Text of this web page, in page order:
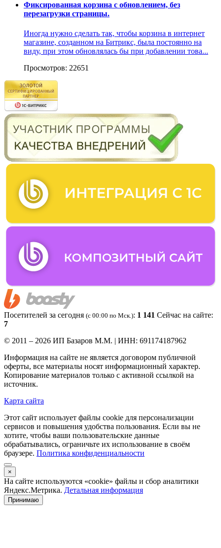
Фиксированная корзина с обновлением, без
перезагрузки страницы.
Иногда нужно сделать так, чтобы корзина в интернет
магазине, созданном на Битрикс, была постоянно на
виду, при этом обновлялась бы при добавлении това...
Просмотров: 22651
Посетителей за сегодня (c 00:00 по Мск.): 1 141 Сейчас на сайте:
7
© 2011 – 2026 ИП Базаров М.М. | ИНН: 691174187962
Информация на сайте не является договором публичной
оферты, все материалы носят информационный характер.
Копирование материалов только с активной ссылкой на
источник.
Карта сайта
Этот сайт использует файлы cookie для персонализации
сервисов и повышения удобства пользования. Если вы не
хотите, чтобы ваши пользовательские данные
обрабатывались, ограничьте их использование в своём
браузере. Политика конфиденциальности
×
На сайте используются «cookie» файлы и сбор аналитики
Яндекс.Метрика. Детальная информация
Принимаю